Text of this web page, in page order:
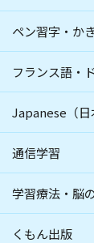
ペン習字・か
フランス語・
Japanese（日
通信学習
学習療法・脳
くもん出版